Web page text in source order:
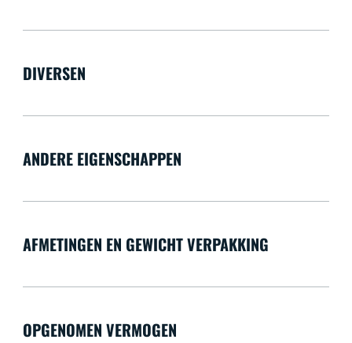
DIVERSEN
ANDERE EIGENSCHAPPEN
AFMETINGEN EN GEWICHT VERPAKKING
OPGENOMEN VERMOGEN